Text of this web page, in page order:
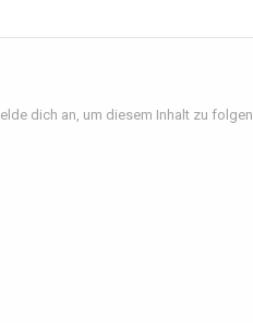
dich an, um diesem Inhalt zu folgen